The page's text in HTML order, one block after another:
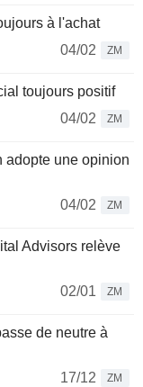
à l'achat
04/02
ZM
toujours positif
04/02
ZM
adopte une opinion
04/02
ZM
Advisors relève
02/01
ZM
de neutre à
17/12
ZM